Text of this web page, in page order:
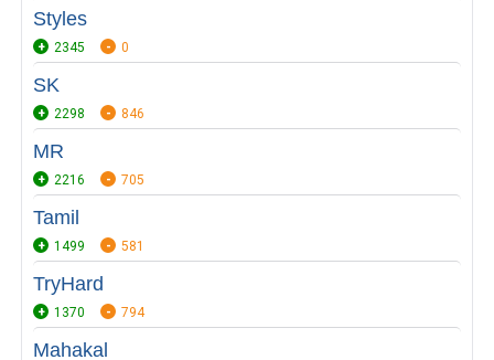
Styles
2345 0
SK
2298 846
MR
2216 705
Tamil
1499 581
TryHard
1370 794
Mahakal